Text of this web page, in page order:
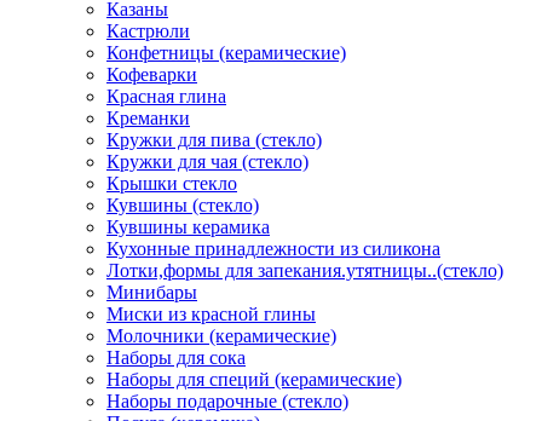
Казаны
Кастрюли
Конфетницы (керамические)
Кофеварки
Красная глина
Креманки
Кружки для пива (стекло)
Кружки для чая (стекло)
Крышки стекло
Кувшины (стекло)
Кувшины керамика
Кухонные принадлежности из силикона
Лотки,формы для запекания.утятницы..(стекло)
Минибары
Миски из красной глины
Молочники (керамические)
Наборы для сока
Наборы для специй (керамические)
Наборы подарочные (стекло)